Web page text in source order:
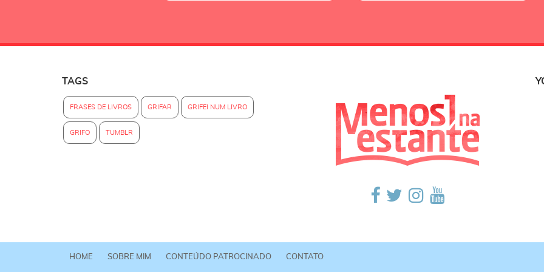
TAGS
FRASES DE LIVROS GRIFAR GRIFEI NUM LIVRO
GRIFO TUMBLR
HOME SOBRE MIM CONTEÚDO PATROCINADO CONTATO